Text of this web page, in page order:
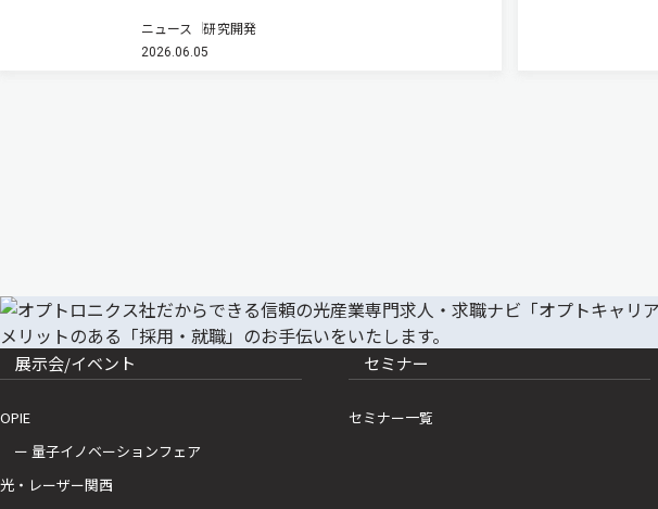
に不可欠な周波数多重量子メモリと量子光源を接続す
るシステムの開発に成功した（ニュースリリース）。
ニュース 研究開発
2026.06.05
展示会/イベント
OPIE
ー 量子イノベーションフェア
光・レーザー関西
セミナー
セミナー一覧